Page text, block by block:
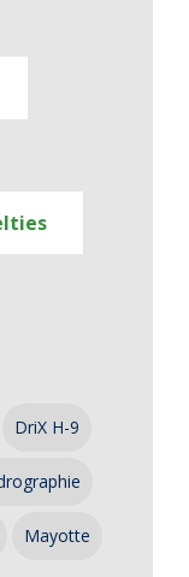
DriX H-9
Mayotte